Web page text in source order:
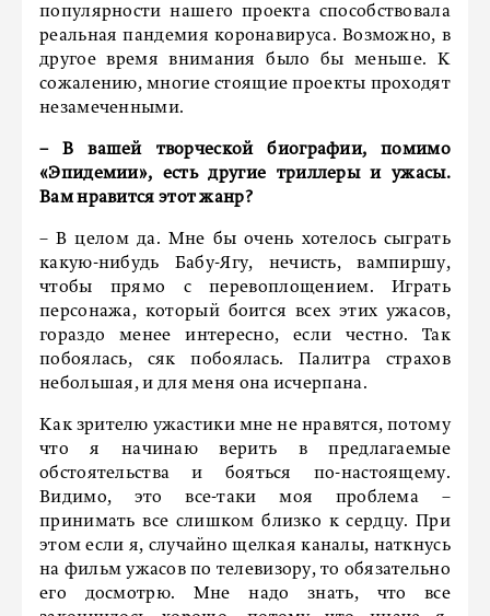
популярности нашего проекта способствовала
реальная пандемия коронавируса. Возможно, в
другое время внимания было бы меньше. К
сожалению, многие стоящие проекты проходят
незамеченными.
– В вашей творческой биографии, помимо
«Эпидемии», есть другие триллеры и ужасы.
Вам нравится этот жанр?
– В целом да. Мне бы очень хотелось сыграть
какую-нибудь Бабу-Ягу, нечисть, вампиршу,
чтобы прямо с перевоплощением. Играть
персонажа, который боится всех этих ужасов,
гораздо менее интересно, если честно. Так
побоялась, сяк побоялась. Палитра страхов
небольшая, и для меня она исчерпана.
Как зрителю ужастики мне не нравятся, потому
что я начинаю верить в предлагаемые
обстоятельства и бояться по-настоящему.
Видимо, это все-таки моя проблема –
принимать все слишком близко к сердцу. При
этом если я, случайно щелкая каналы, наткнусь
на фильм ужасов по телевизору, то обязательно
его досмотрю. Мне надо знать, что все